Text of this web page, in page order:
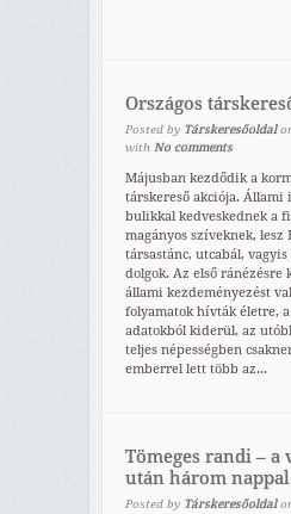
Országos
Posted by Társkeresőoldal
with No comments
Májusban kezdődik a
társkereső akciója. Állami
bulikkal kedveskednek a
magányos szíveknek, lesz
társastánc, utcabál,
dolgok. Az első ránézésre
állami kezdeményezést
folyamatok hívták életre,
adatokból kiderül, az
teljes népességben
emberrel lett több az...
Tömeges randi – a
után három nappal
Posted by Társkeresőoldal